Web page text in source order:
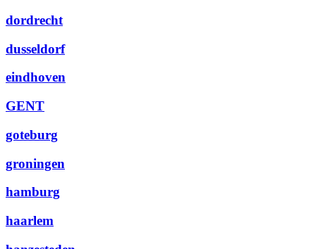
dordrecht
dusseldorf
eindhoven
GENT
goteburg
groningen
hamburg
haarlem